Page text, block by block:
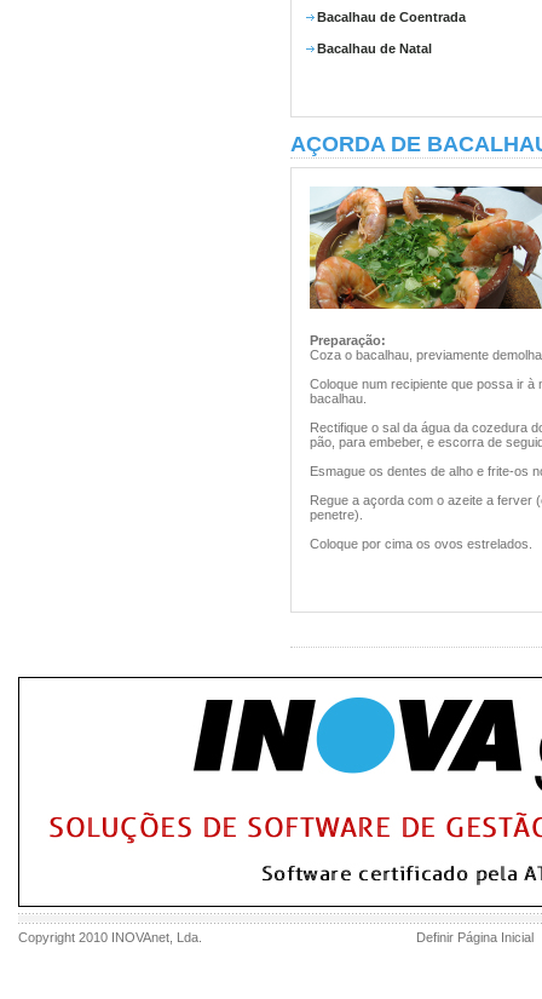
Bacalhau de Coentrada
Bacalhau de Natal
AÇORDA DE
Preparação:
Coza o bacalhau, previamente
Coloque num recipiente que possa ir
bacalhau.
Rectifique o sal da água da cozedura
pão, para embeber, e escorra de
Esmague os dentes de alho e frite-os
Regue a açorda com o azeite a ferver
penetre).
Coloque por cima os ovos estrelados.
Copyright 2010 INOVAnet , Lda. Definir Página Inicial